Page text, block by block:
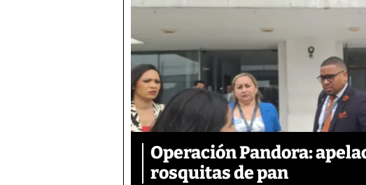
Operación Pandora:
rosquitas de pan